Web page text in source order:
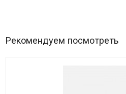
Рекомендуем посмотреть